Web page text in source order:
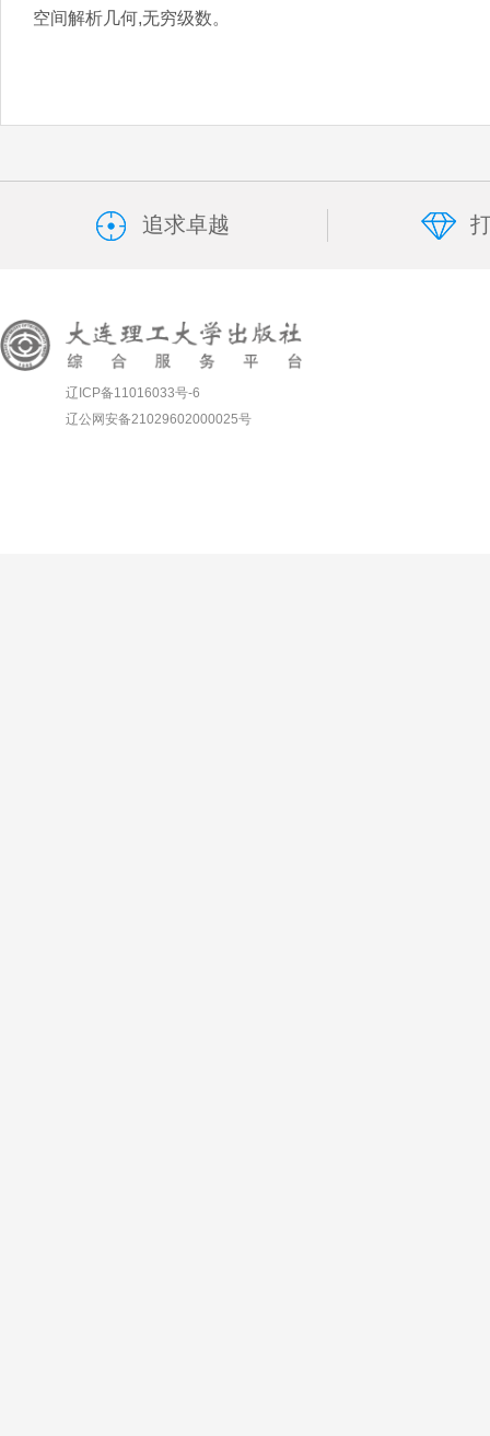
空间解析几何,无穷级数。
追求卓越
辽ICP备11016033号-6
辽公网安备21029602000025号